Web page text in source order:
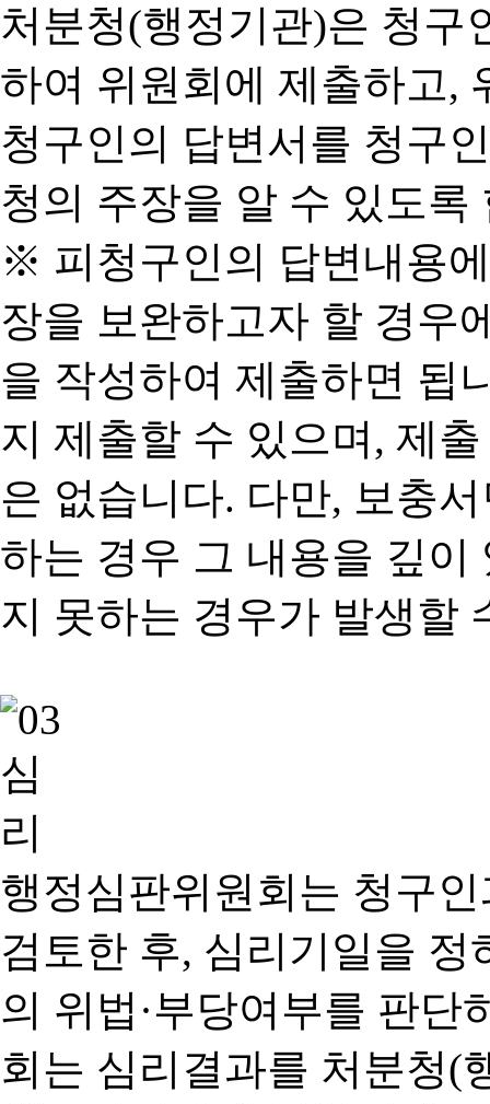
처분청(행정기관)은 청구
하여 위원회에 제출하고,
청구인의 답변서를 청구
청의 주장을 알 수 있도록
※ 피청구인의 답변내용
장을 보완하고자 할 경우
을 작성하여 제출하면 됩
지 제출할 수 있으며, 제
은 없습니다. 다만, 보충
하는 경우 그 내용을 깊이
지 못하는 경우가 발생할
행정심판위원회는 청구
검토한 후, 심리기일을 정
의 위법·부당여부를 판단
회는 심리결과를 처분청(